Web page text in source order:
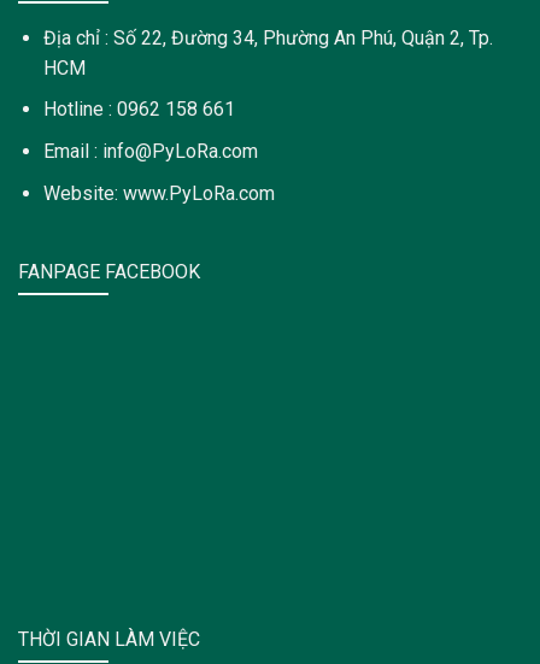
Địa chỉ : Số 22, Đường 34, Phường An Phú, Quận 2, Tp.
HCM
Hotline : 0962 158 661
Email : info@PyLoRa.com
Website: www.PyLoRa.com
FANPAGE FACEBOOK
THỜI GIAN LÀM VIỆC